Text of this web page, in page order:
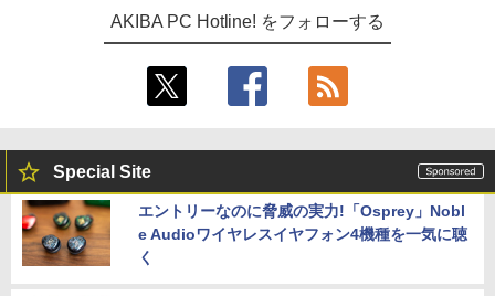
AKIBA PC Hotline! をフォローする
Special Site
エントリーなのに脅威の実力!「Osprey」Nobl
e Audioワイヤレスイヤフォン4機種を一気に聴
く